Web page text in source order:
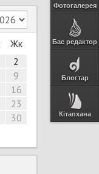
Фотогалерея
Бас редактор
Блогтар
Кітапхана
Жк
2
9
16
23
30